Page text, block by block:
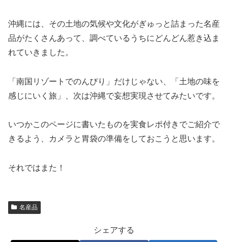
沖縄には、その土地の気候や文化がぎゅっと詰まった名産
品がたくさんあって、調べているうちにどんどん惹き込ま
れていきました。
「南国リゾートでのんびり」だけじゃない、「土地の味を
感じにいく旅」、次は沖縄で妄想実現させてみたいです。
いつかこのページに書いたものを実食レポ付きでご紹介で
きるよう、カメラと胃袋の準備をしておこうと思います。
それではまた！
名産品
シェアする